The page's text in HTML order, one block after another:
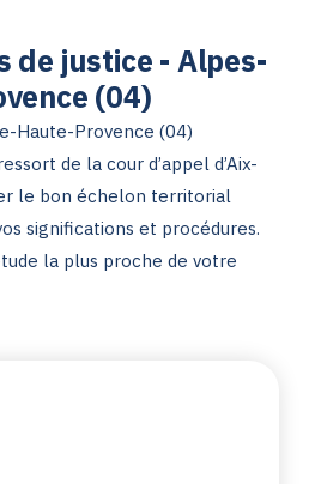
de justice - Alpes-
(04)
Haute-Provence (04)
de la cour d’appel d’Aix-
le bon échelon territorial
significations et procédures.
la plus proche de votre